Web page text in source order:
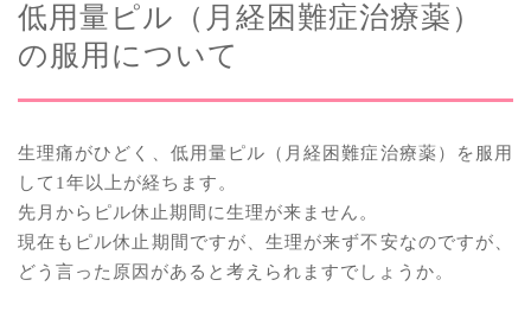
低用量ピル（月経困難症治療薬）
の服用について
生理痛がひどく、低用量ピル（月経困難症治療薬）を服用
して1年以上が経ちます。
先月からピル休止期間に生理が来ません。
現在もピル休止期間ですが、生理が来ず不安なのですが、
どう言った原因があると考えられますでしょうか。